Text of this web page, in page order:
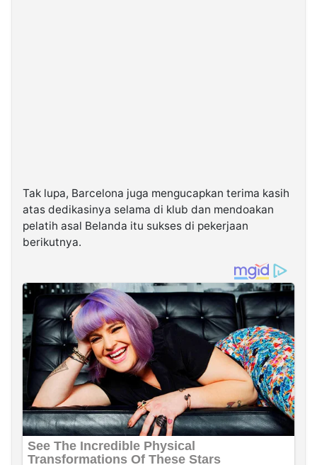
Tak lupa, Barcelona juga mengucapkan terima kasih
atas dedikasinya selama di klub dan mendoakan
pelatih asal Belanda itu sukses di pekerjaan
berikutnya.